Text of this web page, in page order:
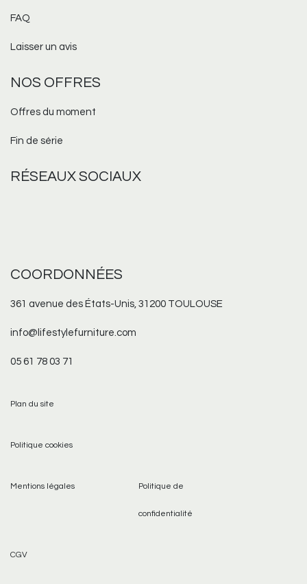
FAQ
Laisser un avis
NOS OFFRES
Offres du moment
Fin de série
RÉSEAUXSOCIAUX
COORDONNÉES
361 avenue des États-Unis, 31200 TOULOUSE
info@lifestylefurniture.com
05 61 78 03 71
Plan du site
Politique cookies
Mentions légales Politique de
confidentialité
CGV